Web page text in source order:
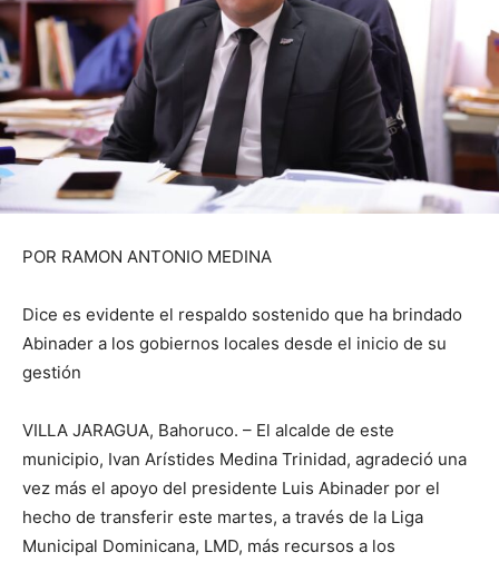
POR RAMON ANTONIO MEDINA
Dice es evidente el respaldo sostenido que ha brindado
Abinader a los gobiernos locales desde el inicio de su
gestión
VILLA JARAGUA, Bahoruco. – El alcalde de este
municipio, Ivan Arístides Medina Trinidad, agradeció una
vez más el apoyo del presidente Luis Abinader por el
hecho de transferir este martes, a través de la Liga
Municipal Dominicana, LMD, más recursos a los